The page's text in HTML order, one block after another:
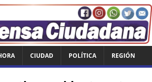
CIUDAD POLÍTICA REGIÓN